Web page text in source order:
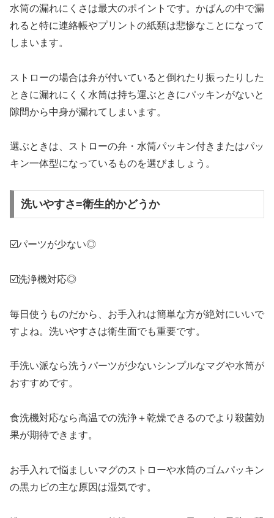
水筒の漏れにくさは最大のポイントです。かばんの中で漏
れると特に連絡帳やプリントの紙類は悲惨なことになって
しまいます。
ストローの場合は弁が付いていると倒れたり振ったりした
ときに漏れにくく水筒は持ち運ぶときにパッキンがないと
隙間から中身が漏れてしまいます。
選ぶときは、ストローの弁・水筒パッキン付きまたはパッ
キン一体型になっているものを選びましょう。
洗いやすさ=衛生的かどうか
☑️パーツが少ない◎
☑️洗浄機対応◎
毎日使うものだから、お手入れは簡単な方が絶対にいいで
すよね。洗いやすさは衛生面でも重要です。
手洗い派なら洗うパーツが少ないシンプルなマグや水筒が
おすすめです。
食洗機対応なら高温での洗浄＋乾燥できるのでより殺菌効
果が期待できます。
お手入れで悩ましいマグのストローや水筒のゴムパッキン
の黒カビの主な原因は湿気です。